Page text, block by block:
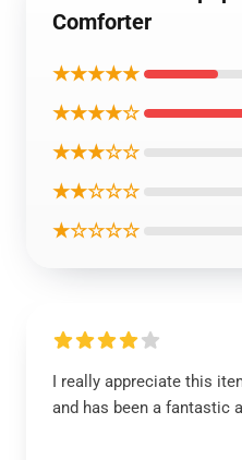
Comforter
★★★★★
★★★★☆
★★★☆☆
★★☆☆☆
★☆☆☆☆
I really appreciate this
and has been a fantastic